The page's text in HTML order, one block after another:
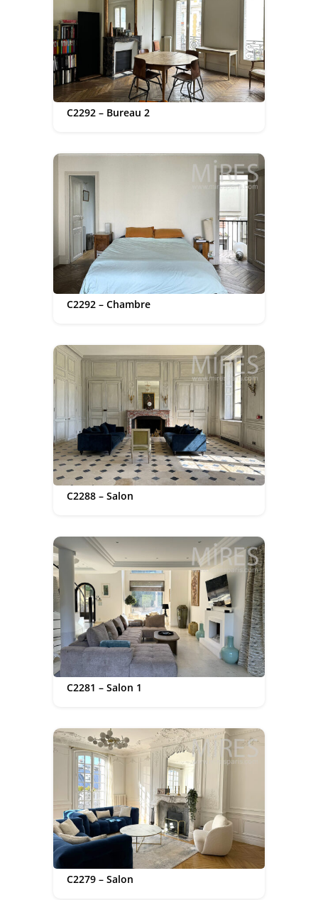
C2292 – Bureau 2
C2292 – Chambre
C2288 – Salon
C2281 – Salon 1
C2279 – Salon